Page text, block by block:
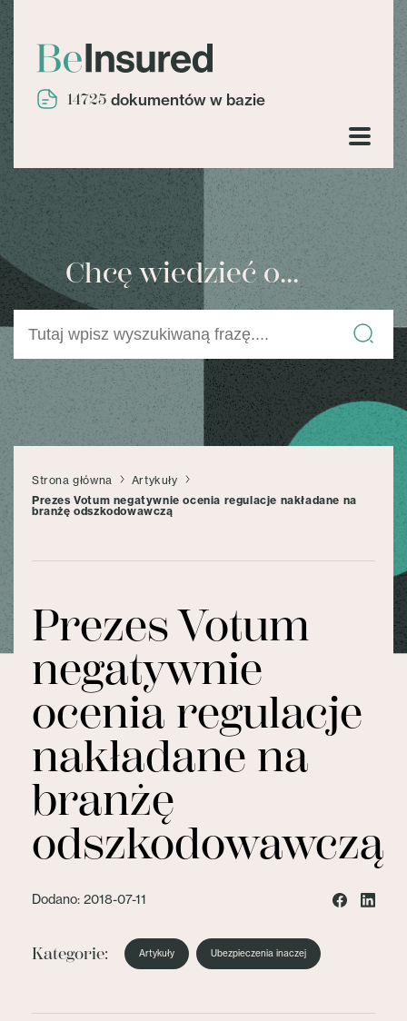
14725 dokumentów w bazie
Chcę wiedzieć o...
Strona główna
Artykuły
Prezes Votum negatywnie ocenia regulacje nakładane na
branżę odszkodowawczą
Prezes Votum
negatywnie
ocenia regulacje
nakładane na
branżę
odszkodowawczą
Dodano: 2018-07-11
Kategorie: Artykuły Ubezpieczenia inaczej